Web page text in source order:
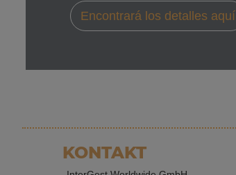
Encontrará los detalles aquí
KONTAKT